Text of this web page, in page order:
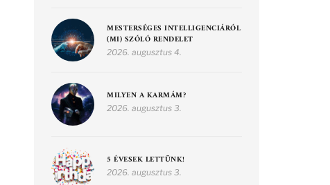
MESTERSÉGES INTELLIGENCIÁRÓL
(MI) SZÓLÓ RENDELET
2026. augusztus 4.
MILYEN A KARMÁM?
2026. augusztus 3.
5 ÉVESEK LETTÜNK!
2026. augusztus 3.